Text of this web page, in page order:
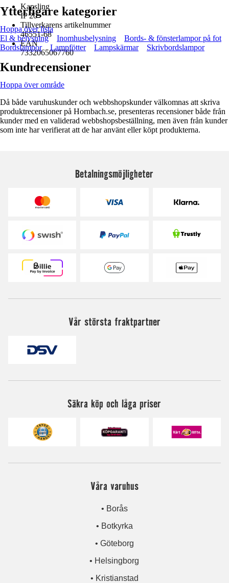
Kapsling
IP 20
Tillverkarens artikelnummer
46551-68
EAN
7332065067760
Ytterligare kategorier
Hoppa över lista
El & belysning
Inomhusbelysning
Bords- & fönsterlampor på fot
Bordslampor
Lampfötter Lampskärmar Skrivbordslampor
Kundrecensioner
Hoppa över område
Då både varuhuskunder och webbshopskunder välkomnas att skriva
produktrecensioner på Hornbach.se, presenteras recensioner både från
kunder med en validerad webbshopsbeställning, men även från kunder
som inte har verifierat att de har använt eller köpt produkterna.
Betalningsmöjligheter
Vår största fraktpartner
Säkra köp och låga priser
Våra varuhus
• Borås
• Botkyrka
• Göteborg
• Helsingborg
• Kristianstad